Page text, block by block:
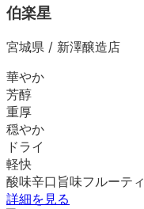
伯楽星
宮城県 / 新澤醸造店
華やか
芳醇
重厚
穏やか
ドライ
軽快
酸味辛口 旨味フルーティ
詳細を見る